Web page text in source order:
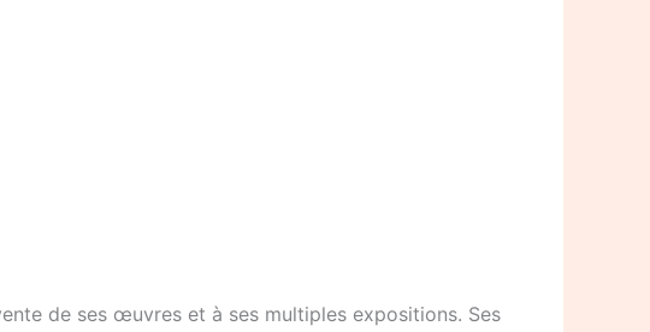
de ses œuvres et à ses multiples expositions. Ses